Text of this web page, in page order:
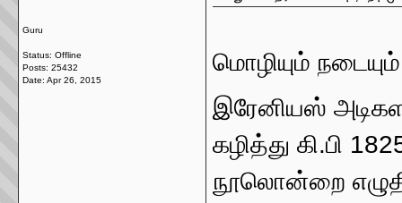
Guru
Status: Offline
Posts: 25432
Date: Apr 26, 2015
மொழியும் நடையும்
இரேனியஸ்
கழித்து கி.பி
நூலொன்றை